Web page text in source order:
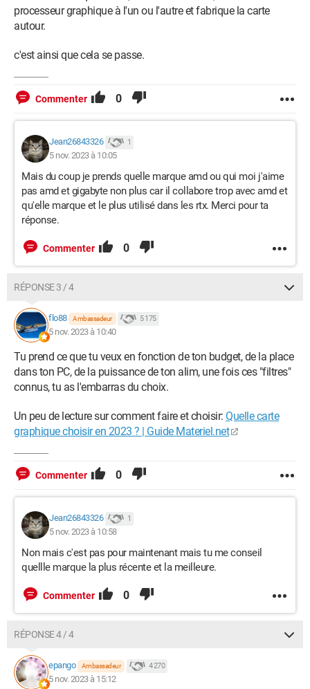
processeur graphique à l'un ou l'autre et fabrique la carte
autour.
c'est ainsi que cela se passe.
Commenter 0
Jean26843326 1
5 nov. 2023 à 10:05
Mais du coup je prends quelle marque amd ou qui moi j'aime
pas amd et gigabyte non plus car il collabore trop avec amd et
qu'elle marque et le plus utilisé dans les rtx. Merci pour ta
réponse.
Commenter 0
RÉPONSE 3 / 4
flo88 Ambassadeur 5 175
5 nov. 2023 à 10:40
Tu prend ce que tu veux en fonction de ton budget, de la place
dans ton PC, de la puissance de ton alim, une fois ces "filtres"
connus, tu as l'embarras du choix.
Un peu de lecture sur comment faire et choisir: Quelle carte
graphique choisir en 2023 ? | Guide Materiel.net
Commenter 0
Jean26843326 1
5 nov. 2023 à 10:58
Non mais c'est pas pour maintenant mais tu me conseil
quellle marque la plus récente et la meilleure.
Commenter 0
RÉPONSE 4 / 4
epango Ambassadeur 4 270
5 nov. 2023 à 15:12